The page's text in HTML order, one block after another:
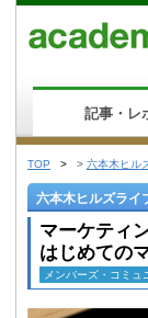
記事・レ
TOP > > 六本木ヒル
六本木ヒルズライ
マーケティ
はじめての
メンバーズ・コミュ